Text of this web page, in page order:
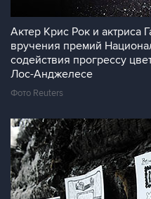
Актер Крис Рок и актриса
вручения премий
содействия прогрессу
Лос-Анджелесе
Фото Reuters